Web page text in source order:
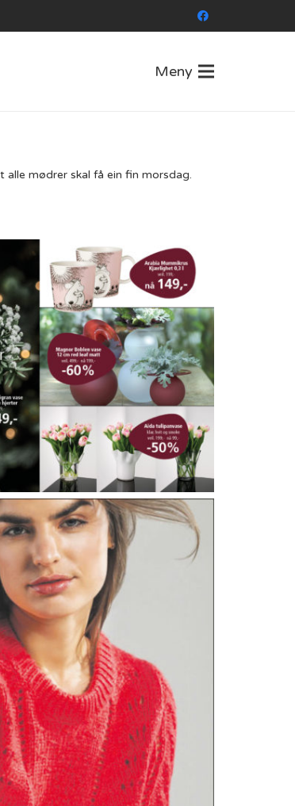
Meny
mødrer skal få ein fin morsdag.